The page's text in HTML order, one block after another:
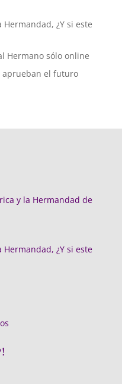
¿Y si este
Hermano sólo online
aprueban el futuro
y la Hermandad de
¿Y si este